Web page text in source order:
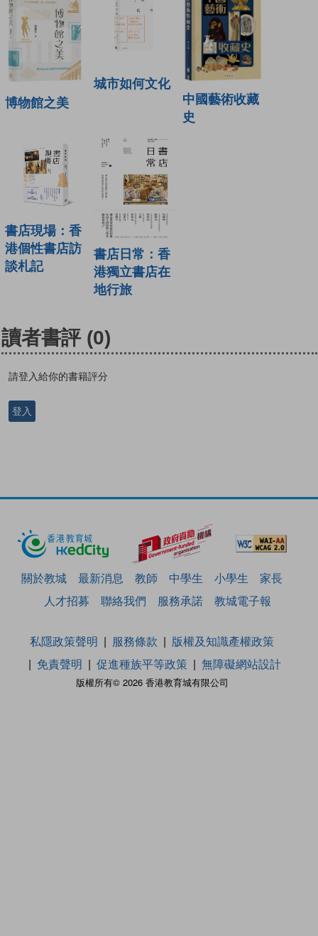
博物館之美
城市如何文化
中國藝術收藏
史
書店現場：香
港個性書店訪
談札記
書店日常：香
港獨立書店在
地行旅
讀者書評 (0)
請登入給你的書籍評分
登入
關於教城 最新消息 教師 中學生 小學生
家長
人才招募
聯絡我們 服務承諾 教城電子報
版權所有© 2026 香港教育城有限公司
私隱政策聲明 服務條款
版權及知識產權政策
免責聲明
促進種族平等政策 無障礙網站設計